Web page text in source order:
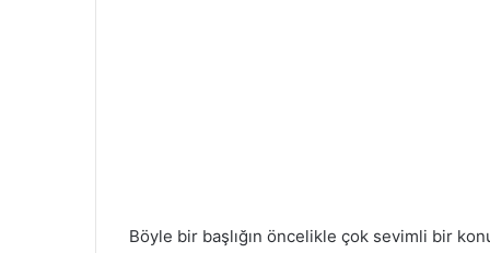
Böyle bir başlığın öncelikle çok sevimli bir